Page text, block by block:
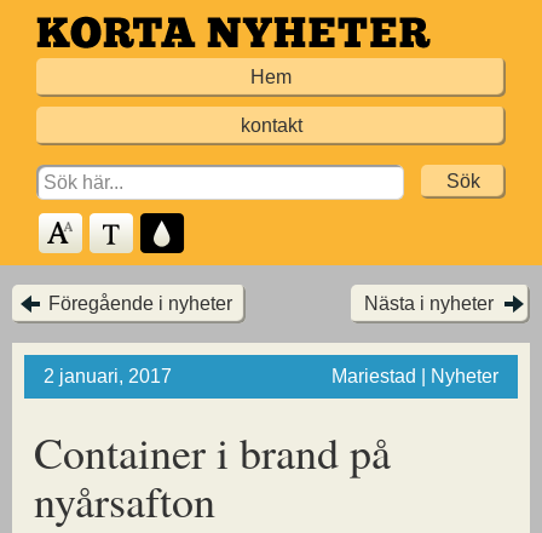
Hoppa
till
Hem
kontakt
Search
for:
Föregående i nyheter Nästa i nyheter
2 januari, 2017 Mariestad | Nyheter
Container i brand på
nyårsafton